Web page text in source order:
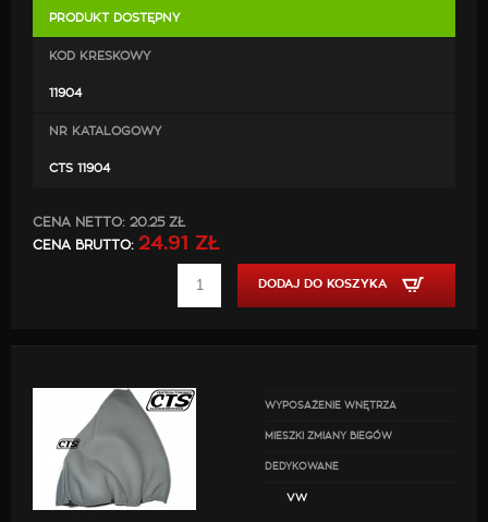
PRODUKT DOSTĘPNY
KOD KRESKOWY
11904
NR KATALOGOWY
CTS 11904
CENA NETTO: 20.25 ZŁ
CENA BRUTTO: 24.91 ZŁ
DODAJ DO KOSZYKA
WYPOSAŻENIE WNĘTRZA
MIESZKI ZMIANY BIEGÓW
DEDYKOWANE
VW